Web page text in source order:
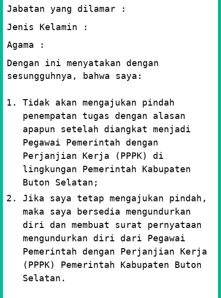
Jabatan yang dilamar :
Jenis Kelamin :
Agama :
Dengan ini menyatakan dengan
sesungguhnya, bahwa saya:
Tidak akan mengajukan pindah
penempatan tugas dengan alasan
apapun setelah diangkat menjadi
Pegawai Pemerintah dengan
Perjanjian Kerja (PPPK) di
lingkungan Pemerintah Kabupaten
Buton Selatan;
Jika saya tetap mengajukan pindah,
maka saya bersedia mengundurkan
diri dan membuat surat pernyataan
mengundurkan diri dari Pegawai
Pemerintah dengan Perjanjian Kerja
(PPPK) Pemerintah Kabupaten Buton
Selatan.